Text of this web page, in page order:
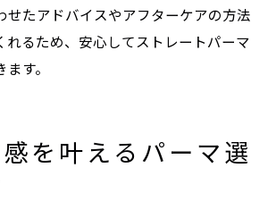
せたアドバイスやアフターケアの方法
れるため、安心してストレートパーマ
す。
を叶えるパーマ選